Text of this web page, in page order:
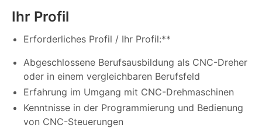
Ihr Profil
Erforderliches Profil / Ihr Profil:**
Abgeschlossene Berufsausbildung als CNC-Dreher
oder in einem vergleichbaren Berufsfeld
Erfahrung im Umgang mit CNC-Drehmaschinen
Kenntnisse in der Programmierung und Bedienung
von CNC-Steuerungen